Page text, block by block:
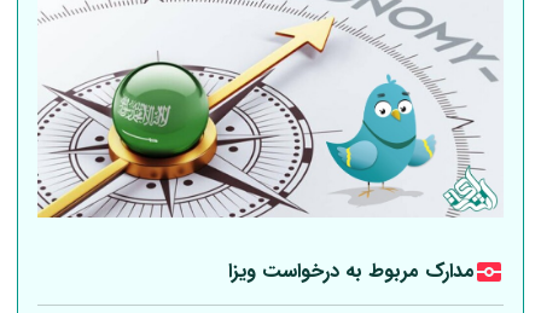
مدارک مربوط به درخواست ویزا